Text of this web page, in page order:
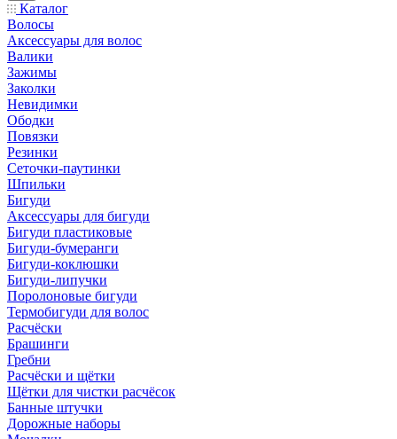
Каталог
Волосы
Аксессуары для волос
Валики
Зажимы
Заколки
Невидимки
Ободки
Повязки
Резинки
Сеточки-паутинки
Шпильки
Бигуди
Аксессуары для бигуди
Бигуди пластиковые
Бигуди-бумеранги
Бигуди-коклюшки
Бигуди-липучки
Поролоновые бигуди
Термобигуди для волос
Расчёски
Брашинги
Гребни
Расчёски и щётки
Щётки для чистки расчёсок
Банные штучки
Дорожные наборы